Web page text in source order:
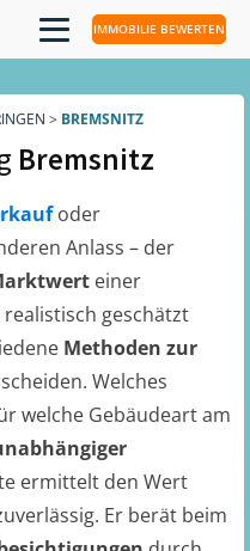
IMMOBILIE BEWERTEN
> BREMSNITZ
Bremsnitz
oder
Anlass – der
einer
geschätzt
Methoden zur
Welches
welche Gebäudeart am
ermittelt den Wert
Er berät beim